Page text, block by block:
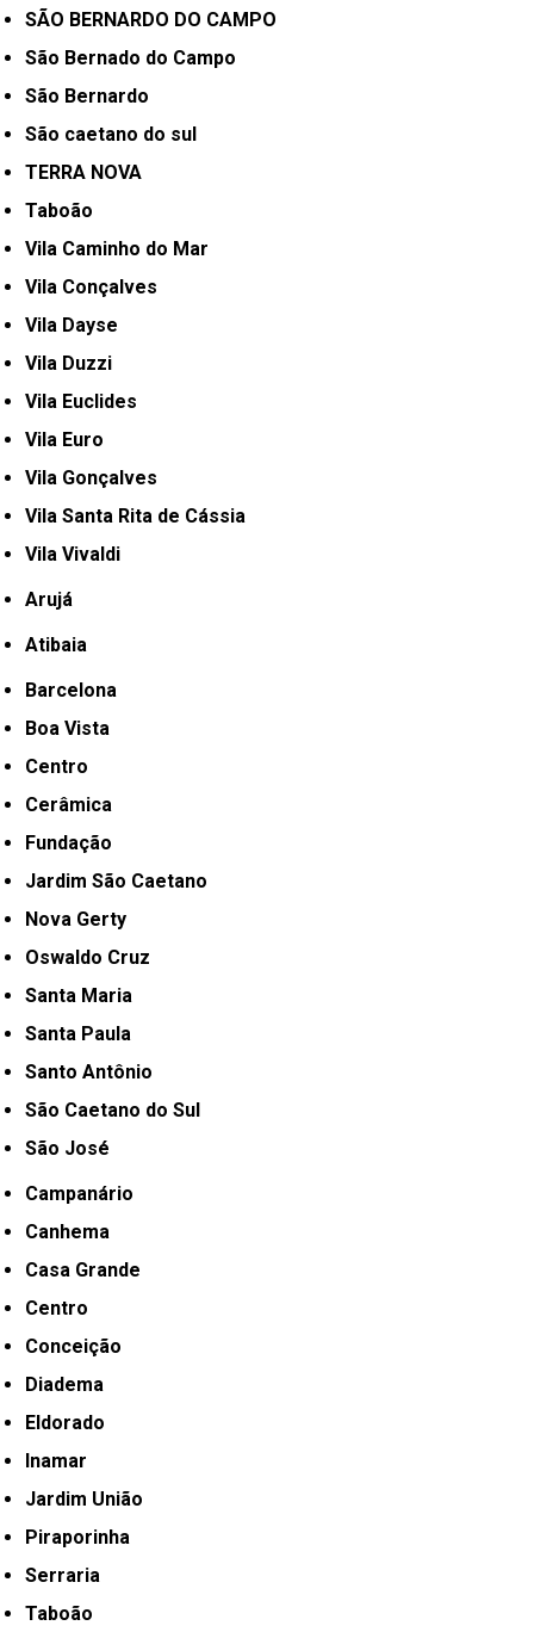
SÃO BERNARDO DO CAMPO
São Bernado do Campo
São Bernardo
São caetano do sul
TERRA NOVA
Taboão
Vila Caminho do Mar
Vila Conçalves
Vila Dayse
Vila Duzzi
Vila Euclides
Vila Euro
Vila Gonçalves
Vila Santa Rita de Cássia
Vila Vivaldi
Arujá
Atibaia
Barcelona
Boa Vista
Centro
Cerâmica
Fundação
Jardim São Caetano
Nova Gerty
Oswaldo Cruz
Santa Maria
Santa Paula
Santo Antônio
São Caetano do Sul
São José
Campanário
Canhema
Casa Grande
Centro
Conceição
Diadema
Eldorado
Inamar
Jardim União
Piraporinha
Serraria
Taboão